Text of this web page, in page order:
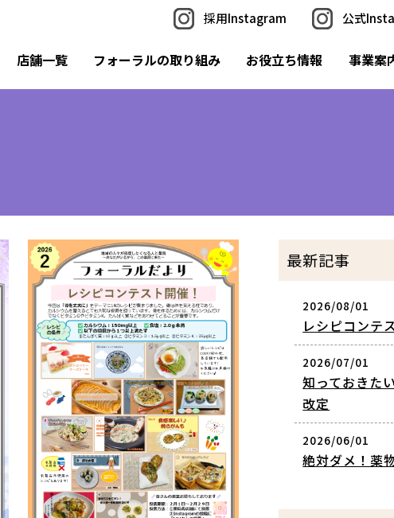
店舗一覧 フォーラルの取り組み お役立ち情報 事業案
採用Instagram 公式
最新記事
2026/08/01
レシピコンテ
2026/07/01
知っておきた
改定
2026/06/01
絶対ダメ！薬